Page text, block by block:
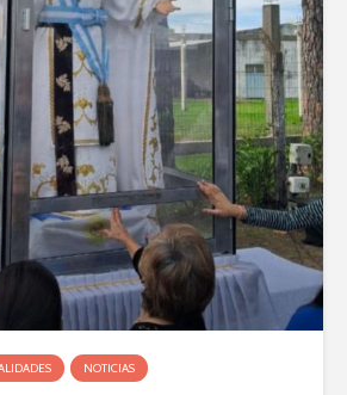
NOTICIAS